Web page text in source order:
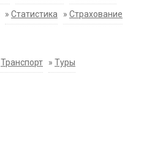
» Статистика » Страхование
Транспорт » Туры